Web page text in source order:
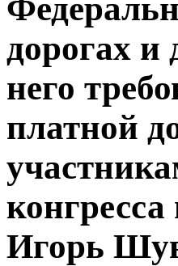
дорогах и
него
платной
Игорь